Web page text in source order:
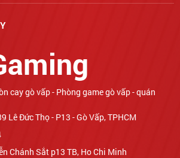
Lê Đức Thọ - P13 - Gò Vấp, TPHCM
Chánh Sắt p13 TB, Ho Chi Minh